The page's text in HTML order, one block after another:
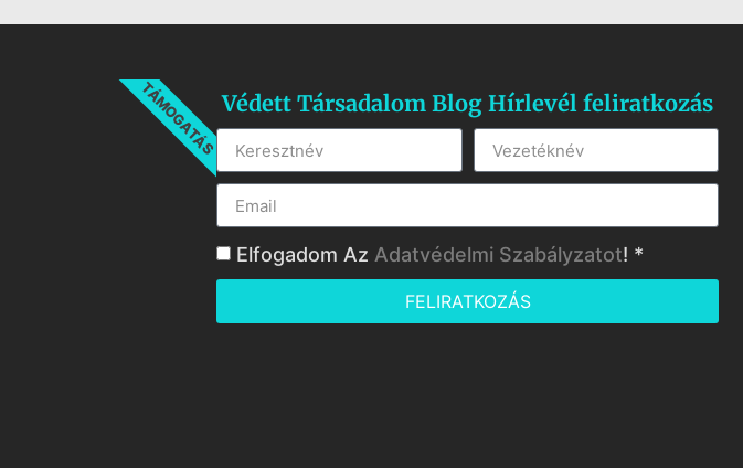
TÁMOGATÁSVédett Társadalom Blog Hírlevél feliratkozás
Elfogadom Az Adatvédelmi Szabályzatot! *
FELIRATKOZÁS